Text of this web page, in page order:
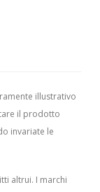
illustrativo
il prodotto
invariate le
altrui. I marchi